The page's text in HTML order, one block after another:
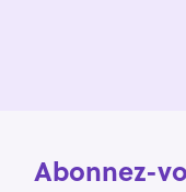
Abonnez-